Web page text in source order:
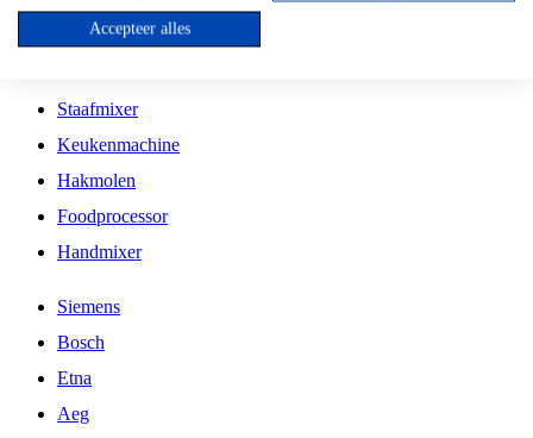
Inbouw Keramische Kookplaat
Kookplaat Accessoires
Staafmixer
Keukenmachine
Hakmolen
Foodprocessor
Handmixer
Siemens
Bosch
Etna
Aeg
Accepteer alles